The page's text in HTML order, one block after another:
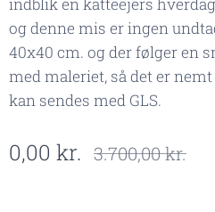
og denne mis er ingen
40x40 cm. og der følger en
med maleriet, så det er
kan sendes med GLS.
0,00 kr. 3.700,00kr.